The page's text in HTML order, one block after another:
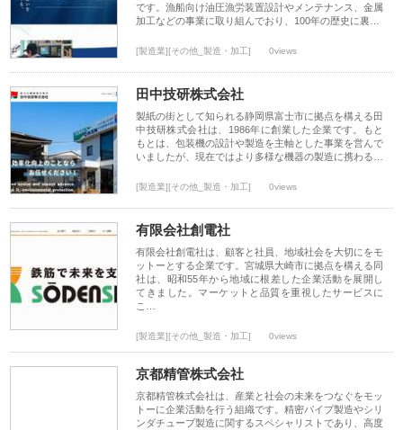
です。漁船向け油圧漁労装置設計やメンテナンス、金属
加工などの事業に取り組んでおり、100年の歴史に裏…
[製造業][その他_製造・加工] 0views
田中技研株式会社
製紙の街として知られる静岡県富士市に拠点を構える田
中技研株式会社は、1986年に創業した企業です。もと
もとは、包装機の設計や製造を主軸とした事業を営んで
いましたが、現在ではより多様な機器の製造に携わる…
[製造業][その他_製造・加工] 0views
有限会社創電社
有限会社創電社は、顧客と社員、地域社会を大切にをモ
ットーとする企業です。宮城県大崎市に拠点を構える同
社は、昭和55年から地域に根差した企業活動を展開し
てきました。マーケットと品質を重視したサービスに
こ…
[製造業][その他_製造・加工] 0views
京都精管株式会社
京都精管株式会社は、産業と社会の未来をつなぐをモッ
トーに企業活動を行う組織です。精密パイプ製造やシリ
ンダチューブ製造に関するスペシャリストであり、高度